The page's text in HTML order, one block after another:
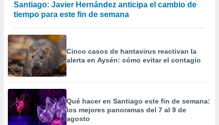
Santiago: Javier Hernández anticipa el cambio de
tiempo para este fin de semana
Cinco casos de hantavirus reactivan la
alerta en Aysén: cómo evitar el contagio
Qué hacer en Santiago este fin de semana:
los mejores panoramas del 7 al 9 de
agosto